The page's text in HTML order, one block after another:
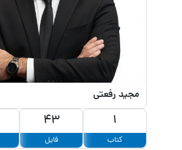
مجید رفعتی
1
کتاب
43
فایل